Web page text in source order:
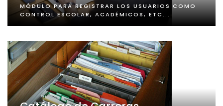
MÓDULO PARA REGISTRAR LOS USUARIOS COMO
CONTROL ESCOLAR, ACADÉMICOS, ETC...